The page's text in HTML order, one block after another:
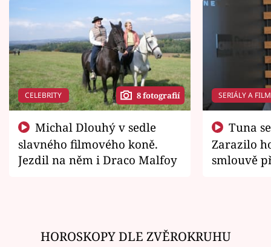
CELEBRITY 8 fotografií
slavného filmového koně.
Jezdil na něm i Draco Malfoy
SERIÁLY A
Zarazilo
smlouvě
HOROSKOPY DLE ZVĚROKRUHU